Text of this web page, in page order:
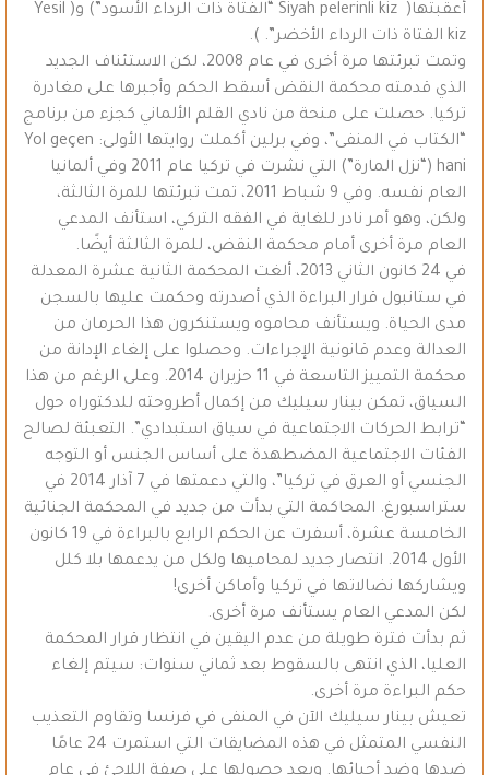
أعقبتها( Siyah pelerinli kiz “الفتاة ذات الرداء الأسود”) و(Yesil
kiz الفتاة ذات الرداء الأخضر”. ).
وتمت تبرئتها مرة أخرى في عام 2008، لكن الاستئناف الجديد
الذي قدمته محكمة النقض أسقط الحكم وأجبرها على مغادرة
تركيا. حصلت على منحة من نادي القلم الألماني كجزء من برنامج
“الكتاب في المنفى”، وفي برلين أكملت روايتها الأولى: Yol geçen
hani (“نزل المارة”) التي نشرت في تركيا عام 2011 وفي ألمانيا
العام نفسه. وفي 9 شباط 2011، تمت تبرئتها للمرة الثالثة،
ولكن، وهو أمر نادر للغاية في الفقه التركي، استأنف المدعي
العام مرة أخرى أمام محكمة النقض، للمرة الثالثة أيضًا.
في 24 كانون الثاني 2013، ألغت المحكمة الثانية عشرة المعدلة
في ستانبول قرار البراءة الذي أصدرته وحكمت عليها بالسجن
مدى الحياة. ويستأنف محاموه ويستنكرون هذا الحرمان من
العدالة وعدم قانونية الإجراءات. وحصلوا على إلغاء الإدانة من
محكمة التمييز التاسعة في 11 حزيران 2014. وعلى الرغم من هذا
السياق، تمكن بينار سيليك من إكمال أطروحته للدكتوراه حول
“ترابط الحركات الاجتماعية في سياق استبدادي”. التعبئة لصالح
الفئات الاجتماعية المضطهدة على أساس الجنس أو التوجه
الجنسي أو العرق في تركيا”، والتي دعمتها في 7 آذار 2014 في
ستراسبورغ. المحاكمة التي بدأت من جديد في المحكمة الجنائية
الخامسة عشرة، أسفرت عن الحكم الرابع بالبراءة في 19 كانون
الأول 2014. انتصار جديد لمحاميها ولكل من يدعمها بلا كلل
ويشاركها نضالاتها في تركيا وأماكن أخرى!
لكن المدعي العام يستأنف مرة أخرى.
ثم بدأت فترة طويلة من عدم اليقين في انتظار قرار المحكمة
العليا، الذي انتهى بالسقوط بعد ثماني سنوات: سيتم إلغاء
حكم البراءة مرة أخرى.
تعيش بينار سيليك الآن في المنفى في فرنسا وتقاوم التعذيب
النفسي المتمثل في هذه المضايقات التي استمرت 24 عامًا